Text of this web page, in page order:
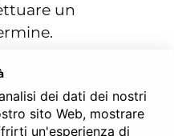
un
di
o anche per
dei dati dei nostri
sito Web, mostrare
un'esperienza di